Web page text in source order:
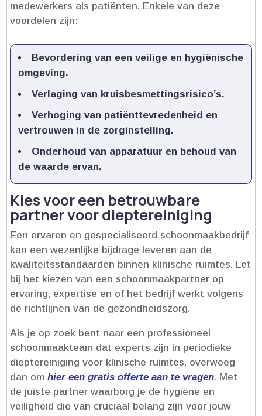
medewerkers als patiënten.​ Enkele van deze
voordelen zijn:
Bevordering van een veilige en hygiënische
omgeving.​
Verlaging van kruisbesmettingsrisico’s.​
Verhoging van patiënttevredenheid en
vertrouwen in de zorginstelling.​
Onderhoud van apparatuur en behoud van
de waarde ervan.​
Kies voor een betrouwbare
partner voor dieptereiniging
Een ervaren en gespecialiseerd schoonmaakbedrijf
kan een wezenlijke bijdrage leveren aan de
kwaliteitsstandaarden binnen klinische ruimtes.​ Let
bij het kiezen van een schoonmaakpartner op
ervaring, expertise en of het bedrijf werkt volgens
de richtlijnen van de gezondheidszorg.​
Als je op zoek bent naar een professioneel
schoonmaakteam dat experts zijn in periodieke
dieptereiniging voor klinische ruimtes, overweeg
dan omhier een gratis offerte aan te vragen.​ Met
de juiste partner waarborg je de hygiëne en
veiligheid die van cruciaal belang zijn voor jouw